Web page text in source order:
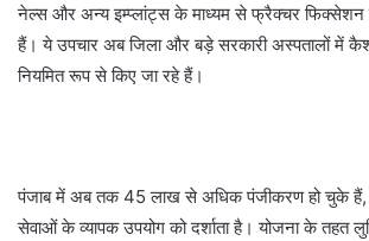
नेल्स और अन्य इम्प्लांट्स के माध्यम से फ्रैक्चर फिक्सेशन
हैं। ये उपचार अब जिला और बड़े सरकारी अस्पतालों में
नियमित रूप से किए जा रहे हैं।
पंजाब में अब तक 45 लाख से अधिक पंजीकरण हो चुके हैं,
सेवाओं के व्यापक उपयोग को दर्शाता है। योजना के तहत